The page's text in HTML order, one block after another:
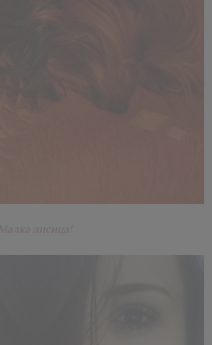
Малка лисица!